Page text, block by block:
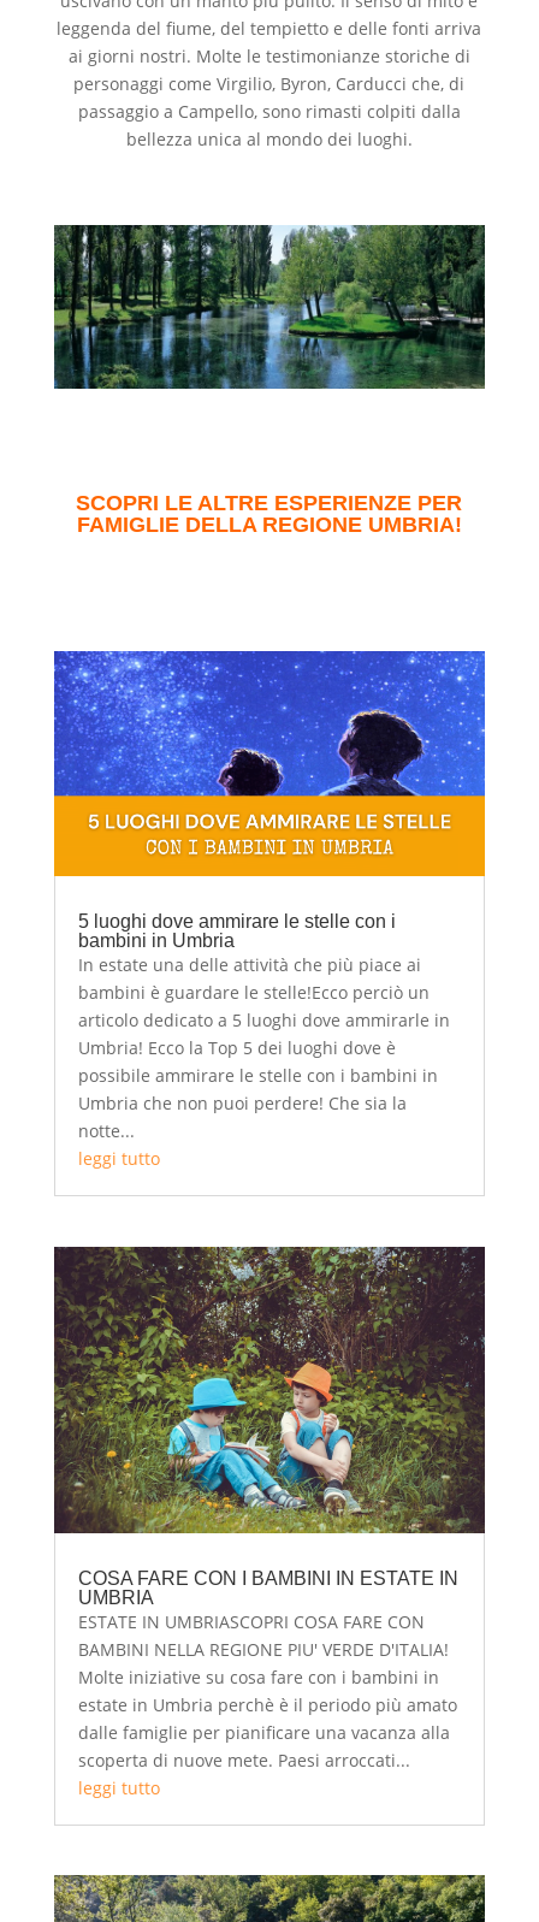
leggenda del fiume, del tempietto e delle fonti arriva
ai giorni nostri. Molte le testimonianze storiche di
personaggi come Virgilio, Byron, Carducci che, di
passaggio a Campello, sono rimasti colpiti dalla
bellezza unica al mondo dei luoghi.
SCOPRI LE ALTRE ESPERIENZE PER
FAMIGLIE DELLA REGIONE UMBRIA!
5 luoghi dove ammirare le stelle con i
bambini in Umbria
In estate una delle attività che più piace ai
bambini è guardare le stelle!Ecco perciò un
articolo dedicato a 5 luoghi dove ammirarle in
Umbria! Ecco la Top 5 dei luoghi dove è
possibile ammirare le stelle con i bambini in
Umbria che non puoi perdere! Che sia la
notte...
leggi tutto
COSA FARE CON I BAMBINI IN ESTATE IN
UMBRIA
ESTATE IN UMBRIASCOPRI COSA FARE CON
BAMBINI NELLA REGIONE PIU' VERDE D'ITALIA!
Molte iniziative su cosa fare con i bambini in
estate in Umbria perchè è il periodo più amato
dalle famiglie per pianificare una vacanza alla
scoperta di nuove mete. Paesi arroccati...
leggi tutto